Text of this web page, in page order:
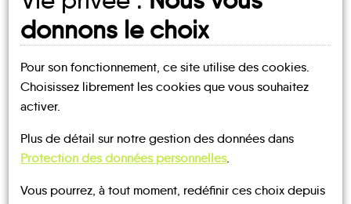
Rapilly
UN AVIS, UN TÉMOIGNAGE
À PARTAGER ?
donnons le choix
Pour son fonctionnement, ce site utilise des cookies.
Choisissez librement les cookies que vous souhaitez
activer.
Plus de détail sur notre gestion des données dans
Protection des données personnelles.
Vous pourrez, à tout moment, redéfinir ces choix depuis